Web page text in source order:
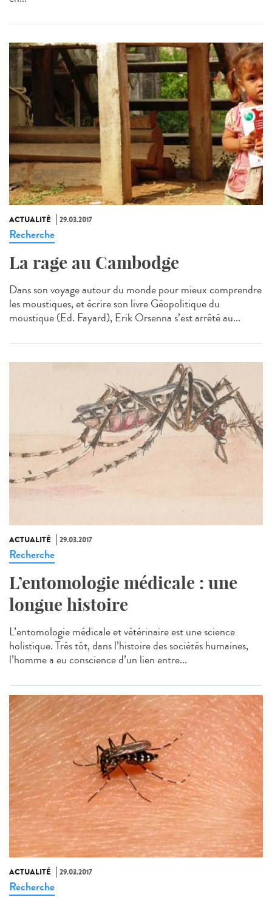
ACTUALITÉ 29.03.2017
Recherche
La rage au Cambodge
Dans son voyage autour du monde pour mieux comprendre
les moustiques, et écrire son livre Géopolitique du
moustique (Ed. Fayard), Erik Orsenna s’est arrêté au...
ACTUALITÉ 29.03.2017
Recherche
L’entomologie médicale : une
longue histoire
L’entomologie médicale et vétérinaire est une science
holistique. Très tôt, dans l’histoire des sociétés humaines,
l’homme a eu conscience d’un lien entre...
ACTUALITÉ 29.03.2017
Recherche